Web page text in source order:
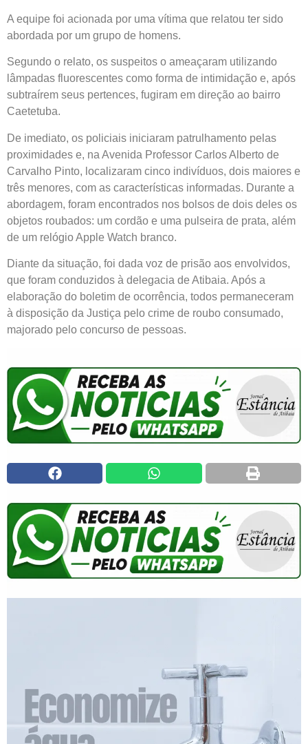
A equipe foi acionada por uma vítima que relatou ter sido
abordada por um grupo de homens.
Segundo o relato, os suspeitos o ameaçaram utilizando
lâmpadas fluorescentes como forma de intimidação e, após
subtraírem seus pertences, fugiram em direção ao bairro
Caetetuba.
De imediato, os policiais iniciaram patrulhamento pelas
proximidades e, na Avenida Professor Carlos Alberto de
Carvalho Pinto, localizaram cinco indivíduos, dois maiores e
três menores, com as características informadas. Durante a
abordagem, foram encontrados nos bolsos de dois deles os
objetos roubados: um cordão e uma pulseira de prata, além
de um relógio Apple Watch branco.
Diante da situação, foi dada voz de prisão aos envolvidos,
que foram conduzidos à delegacia de Atibaia. Após a
elaboração do boletim de ocorrência, todos permaneceram
à disposição da Justiça pelo crime de roubo consumado,
majorado pelo concurso de pessoas.